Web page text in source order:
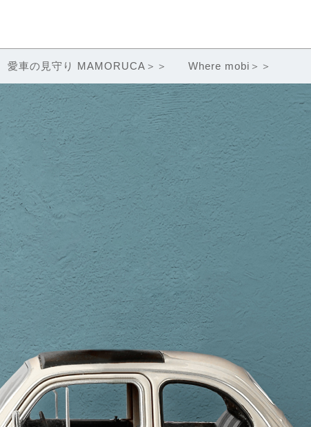
愛車の見守り MAMORUCA＞＞ Where mobi＞＞